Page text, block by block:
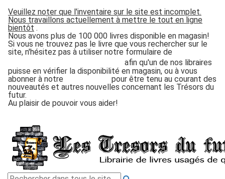
Veuillez noter que l'inventaire sur le site est incomplet.
Nous travaillons actuellement à mettre le tout en ligne
bientôt .
Nous avons plus de 100 000 livres disponible en magasin!
Si vous ne trouvez pas le livre que vous rechercher sur le
site, n'hésitez pas à utiliser notre formulaire de
afin qu'un de nos libraires
puisse en vérifier la disponibilité en magasin, ou à vous
abonner à notre
pour être tenu au courant des
nouveautés et autres nouvelles concernant les Trésors du
futur.
Au plaisir de pouvoir vous aider!